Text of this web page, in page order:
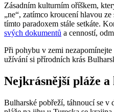
Zásadním kulturním oříškem,
„ne“, zatímco kroucení hlavou
tímto paradoxem stále setkáte.
svých dokumentů a cenností,
Při pohybu v zemi
užívání si přírodních krás
Nejkrásnější pláže
Bulharské pobřeží, táhnoucí se v